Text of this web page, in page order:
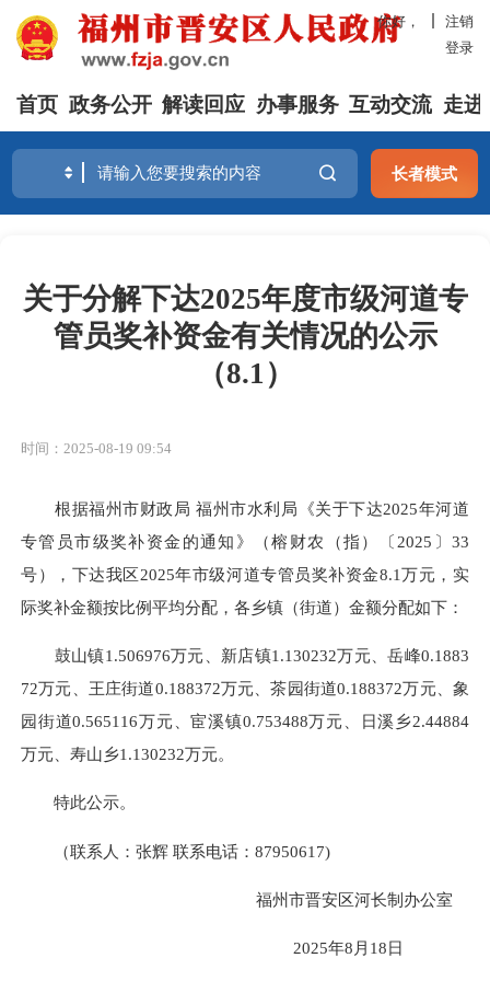
你好，
注销
登录
首页 政务公开 解读回应 办事服务 互动交流 走进
长者模式
关于分解下达2025年度市级河道专
管员奖补资金有关情况的公示
（8.1）
时间：2025-08-19 09:54
根据福州市财政局 福州市水利局《关于下达2025年河道
专管员市级奖补资金的通知》（榕财农（指）〔2025〕33
号），下达我区2025年市级河道专管员奖补资金8.1万元，实
际奖补金额按比例平均分配，各乡镇（街道）金额分配如下：
鼓山镇1.506976万元、新店镇1.130232万元、岳峰0.1883
72万元、王庄街道0.188372万元、茶园街道0.188372万元、象
园街道0.565116万元、宦溪镇0.753488万元、日溪乡2.44884
万元、寿山乡1.130232万元。
特此公示。
（联系人：张辉 联系电话：87950617)
福州市晋安区河长制办公室
2025年8月18日